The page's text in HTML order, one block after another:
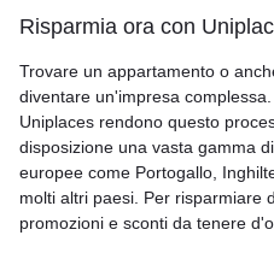
Risparmia ora con
Trovare un appartamento o
diventare un'impresa
Uniplaces rendono questo
disposizione una vasta gamma
europee come Portogallo,
molti altri paesi. Per risparmiare
promozioni e sconti da tenere